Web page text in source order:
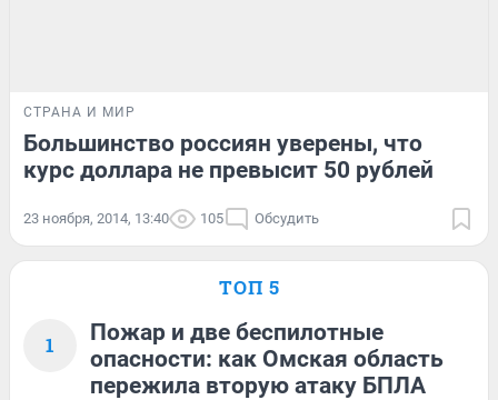
СТРАНА И МИР
Большинство россиян уверены, что
курс доллара не превысит 50 рублей
23 ноября, 2014, 13:40 105 Обсудить
ТОП 5
1
Пожар и две беспилотные
опасности: как Омская область
пережила вторую атаку БПЛА